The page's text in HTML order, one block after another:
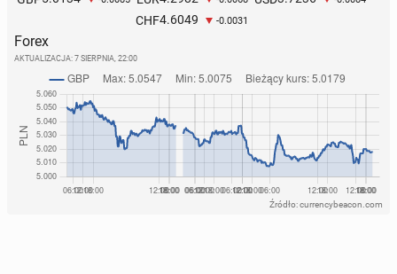
CHF4.6049 -0.0031
Forex
AKTUALIZACJA: 7 SIERPNIA, 22:00
Źródło: currencybeacon.com